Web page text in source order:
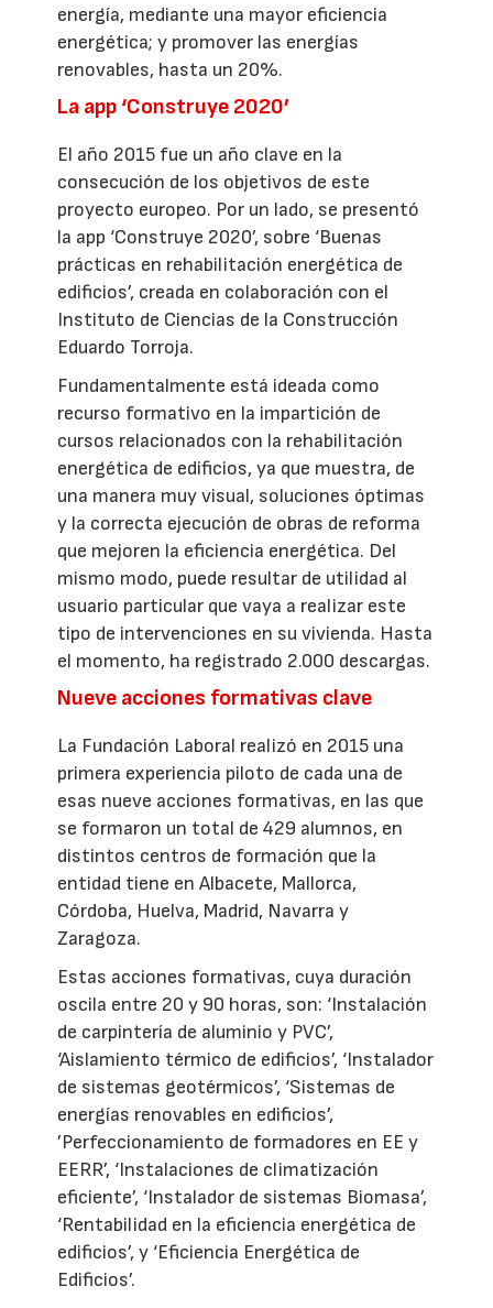
energía, mediante una mayor eficiencia
energética; y promover las energías
renovables, hasta un 20%.
La app ‘Construye 2020’
El año 2015 fue un año clave en la
consecución de los objetivos de este
proyecto europeo. Por un lado, se presentó
la app ‘Construye 2020’, sobre ‘Buenas
prácticas en rehabilitación energética de
edificios’, creada en colaboración con el
Instituto de Ciencias de la Construcción
Eduardo Torroja.
Fundamentalmente está ideada como
recurso formativo en la impartición de
cursos relacionados con la rehabilitación
energética de edificios, ya que muestra, de
una manera muy visual, soluciones óptimas
y la correcta ejecución de obras de reforma
que mejoren la eficiencia energética. Del
mismo modo, puede resultar de utilidad al
usuario particular que vaya a realizar este
tipo de intervenciones en su vivienda. Hasta
el momento, ha registrado 2.000 descargas.
Nueve acciones formativas clave
La Fundación Laboral realizó en 2015 una
primera experiencia piloto de cada una de
esas nueve acciones formativas, en las que
se formaron un total de 429 alumnos, en
distintos centros de formación que la
entidad tiene en Albacete, Mallorca,
Córdoba, Huelva, Madrid, Navarra y
Zaragoza.
Estas acciones formativas, cuya duración
oscila entre 20 y 90 horas, son: ‘Instalación
de carpintería de aluminio y PVC’,
‘Aislamiento térmico de edificios’, ‘Instalador
de sistemas geotérmicos’, ‘Sistemas de
energías renovables en edificios’,
’Perfeccionamiento de formadores en EE y
EERR’, ‘Instalaciones de climatización
eficiente’, ‘Instalador de sistemas Biomasa’,
‘Rentabilidad en la eficiencia energética de
edificios’, y ‘Eficiencia Energética de
Edificios’.